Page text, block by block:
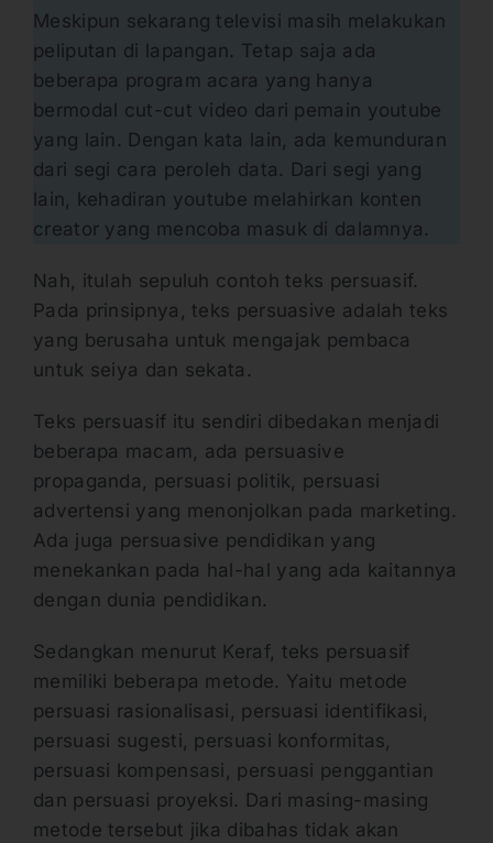
Meskipun sekarang televisi masih melakukan
peliputan di lapangan. Tetap saja ada
beberapa program acara yang hanya
bermodal cut-cut video dari pemain youtube
yang lain. Dengan kata lain, ada kemunduran
dari segi cara peroleh data. Dari segi yang
lain, kehadiran youtube melahirkan konten
creator yang mencoba masuk di dalamnya.
Nah, itulah sepuluh contoh teks persuasif.
Pada prinsipnya, teks persuasive adalah teks
yang berusaha untuk mengajak pembaca
untuk seiya dan sekata.
Teks persuasif itu sendiri dibedakan menjadi
beberapa macam, ada persuasive
propaganda, persuasi politik, persuasi
advertensi yang menonjolkan pada marketing.
Ada juga persuasive pendidikan yang
menekankan pada hal-hal yang ada kaitannya
dengan dunia pendidikan.
Sedangkan menurut Keraf, teks persuasif
memiliki beberapa metode. Yaitu metode
persuasi rasionalisasi, persuasi identifikasi,
persuasi sugesti, persuasi konformitas,
persuasi kompensasi, persuasi penggantian
dan persuasi proyeksi. Dari masing-masing
metode tersebut jika dibahas tidak akan